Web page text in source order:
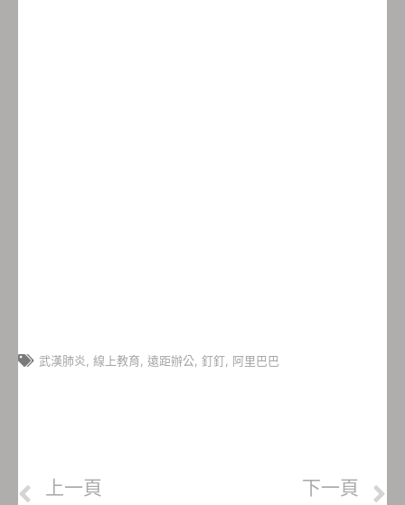
武漢肺炎 線上教育 遠距辦公 釘釘 阿里巴巴
上一頁 下一頁